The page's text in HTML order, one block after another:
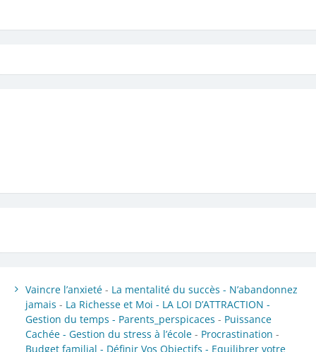
Vaincre l’anxieté - La mentalité du succès - N’abandonnez
jamais - La Richesse et Moi - LA LOI D’ATTRACTION -
Gestion du temps - Parents_perspicaces - Puissance
Cachée - Gestion du stress à l’école - Procrastination -
Budget familial - Définir Vos Objectifs - Equilibrer votre